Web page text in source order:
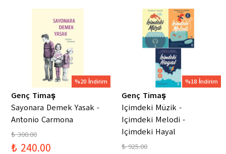
%20 İndirim
Genç Timaş
Sayonara Demek Yasak -
Antonio Carmona
₺ 300.00
₺ 240.00
%18 İndirim
Genç Timaş
Içimdeki Müzik -
Içimdeki Melodi -
Içimdeki Hayal
₺ 925.00